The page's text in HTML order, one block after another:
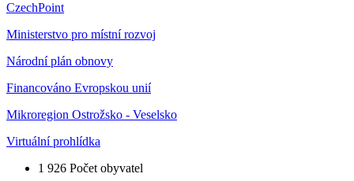
CzechPoint
Ministerstvo pro místní rozvoj
Národní plán obnovy
Financováno Evropskou unií
Mikroregion Ostrožsko - Veselsko
Virtuální prohlídka
1 926 Počet obyvatel